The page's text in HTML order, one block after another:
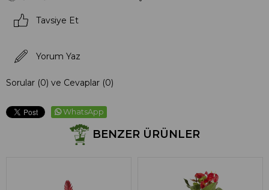
Tavsiye Et
Yorum Yaz
Sorular (0) ve Cevaplar (0)
WhatsApp
BENZER ÜRÜNLER